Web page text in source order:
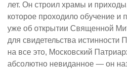
лет. Он строил храмы и
которое проходило обучение и
уже об открытии Священной
для свидетельства
на все это, Московский
абсолютно невиданное — он